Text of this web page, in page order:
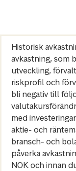
Historisk
avkastning, som
utveckling,
riskprofil och
bli negativ till
med
aktie- och
bransch- och
påverka
NOK och innan